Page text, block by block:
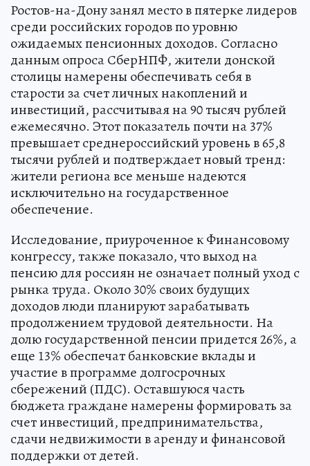
Ростов-на-Дону занял место в пятерке лидеров
среди российских городов по уровню
ожидаемых пенсионных доходов. Согласно
данным опроса СберНПФ, жители донской
столицы намерены обеспечивать себя в
старости за счет личных накоплений и
инвестиций, рассчитывая на 90 тысяч рублей
ежемесячно. Этот показатель почти на 37%
превышает среднероссийский уровень в 65,8
тысячи рублей и подтверждает новый тренд:
жители региона все меньше надеются
исключительно на государственное
обеспечение.
Исследование, приуроченное к Финансовому
конгрессу, также показало, что выход на
пенсию для россиян не означает полный уход с
рынка труда. Около 30% своих будущих
доходов люди планируют зарабатывать
продолжением трудовой деятельности. На
долю государственной пенсии придется 26%, а
еще 13% обеспечат банковские вклады и
участие в программе долгосрочных
сбережений (ПДС). Оставшуюся часть
бюджета граждане намерены формировать за
счет инвестиций, предпринимательства,
сдачи недвижимости в аренду и финансовой
поддержки от детей.